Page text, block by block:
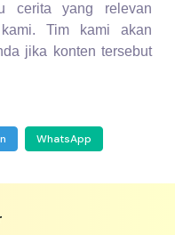
cerita yang relevan
Tim kami akan
jika konten tersebut
WhatsApp